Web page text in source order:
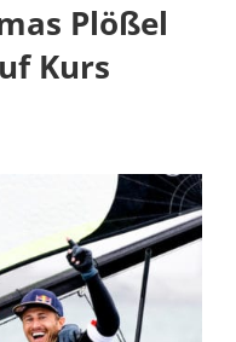
Plößel
Kurs